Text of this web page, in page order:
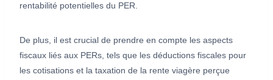
rentabilité potentielles du PER.
De plus, il est crucial de prendre en compte les aspects
fiscaux liés aux PERs, tels que les déductions fiscales pour
les cotisations et la taxation de la rente viagère perçue